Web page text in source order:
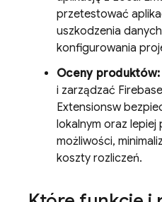
przetestować
uszkodzenia
konfigurowania
Oceny produktów:
i zarządzać Firebase
Extensionsw
lokalnym oraz lepiej
możliwości,
koszty rozliczeń.